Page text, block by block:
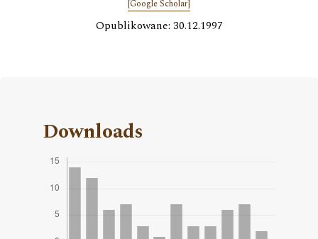
[Google Scholar]
Opublikowane: 30.12.1997
Downloads